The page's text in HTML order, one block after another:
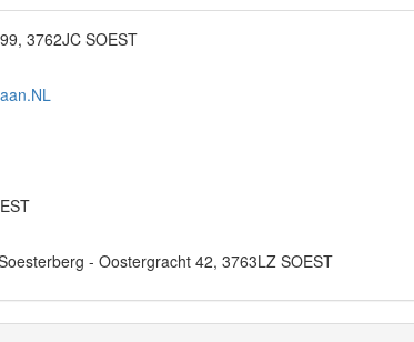
3762JC SOEST
- Oostergracht 42, 3763LZ SOEST